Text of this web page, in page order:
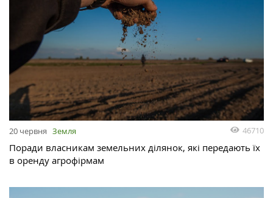
20 червня Земля 46710
Поради власникам земельних ділянок, які передають їх
в оренду агрофірмам